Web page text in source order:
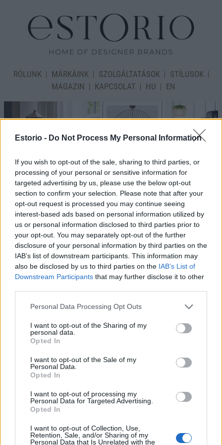
Estorio - Do Not Process My Personal Information
If you wish to opt-out of the sale, sharing to third parties, or
processing of your personal or sensitive information for
targeted advertising by us, please use the below opt-out
section to confirm your selection. Please note that after your
opt-out request is processed you may continue seeing
interest-based ads based on personal information utilized by
us or personal information disclosed to third parties prior to
your opt-out. You may separately opt-out of the further
disclosure of your personal information by third parties on the
IAB’s list of downstream participants. This information may
also be disclosed by us to third parties on the IAB’s List of
Downstream Participants that may further disclose it to other
Personal Data Processing Opt Outs
I want to opt-out of the Sharing of my
personal data.
Opted In
I want to opt-out of the Sale of my
Personal Data.
Opted In
I want to opt-out of processing my
Personal Data for Targeted Advertising.
Opted In
I want to opt-out of Collection, Use,
Retention, Sale, and/or Sharing of my
Personal Data that Is Unrelated with the
RÓLUNK MÁRKÁINK SZOLGÁLTATÁSOK
STÍLUSOK
MAGAZIN
KAPCSOLAT HU EN
FORESTIER
Az évek során a Forestier nem csak egyedisége miatt szerzett ismertséget,
letisztult vonalak kifinomultságát, az igazi, nyers és merész anyagválasztást a
A Forestier csapatát csupa felfedezők alkotják, akiknek védjegyük a
kíváncsiság. A cég mindig is támogatta az innovációt, a bátor lépéseket, az új
keresztül. Ez a nyitottság tükröződik minden egyes munkájukban. Alapítója,
Bernard Forestier szellemiségéhez hűen a cég olyan tárgyakat tervez, amelyek
markáns karakterrel rendelkeznek, de mégis megfizethetőek.
Alapelvük, hogy a design szép, funkcionális és befogadható legyen. Termékeik
tervezésekor elismert vagy pályakezdő tehetségekkel dolgoznak együtt, akiknek
mindössze az a feladatuk, hogy merészek és trendteremtők legyenek.